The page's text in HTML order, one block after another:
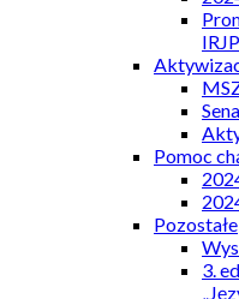
Pomoc
Pozostałe
3.